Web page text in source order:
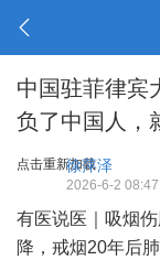
中国驻菲律宾
负了中国人，
点击重新加载
徐萍泽
2026-6-2
有医说医｜吸烟
降，戒烟20年后